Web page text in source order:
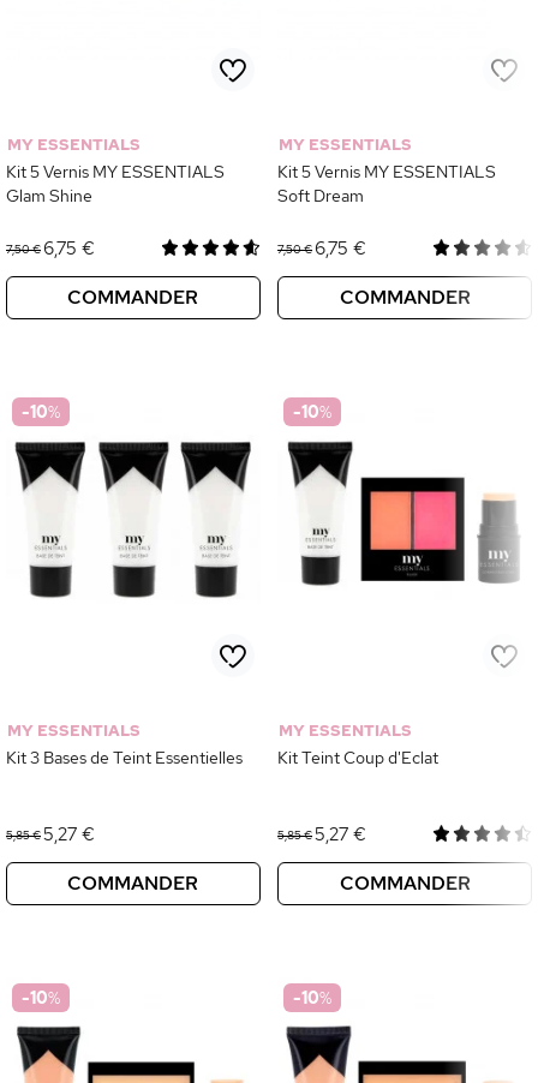
MY ESSENTIALS
Kit 5 Vernis MY ESSENTIALS
Glam Shine
7,50 €6,75 €
COMMANDER
MY ESSENTIALS
Kit 5 Vernis MY ESSENTIALS
Soft Dream
7,50 €6,75 €
COMMANDER
-10%
MY ESSENTIALS
Kit 3 Bases de Teint Essentielles
5,85 €5,27 €
COMMANDER
-10%
MY ESSENTIALS
Kit Teint Coup d'Eclat
5,85 €5,27 €
COMMANDER
-10% -10%